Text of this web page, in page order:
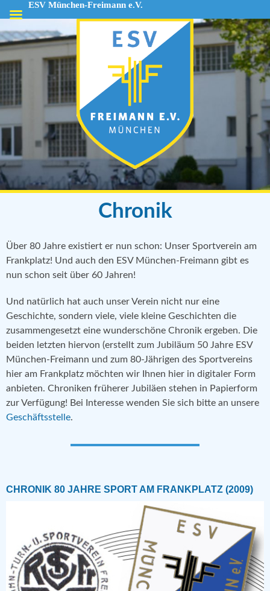
ESV
München-
Freimann
Chronik
Über 80 Jahre existiert er nun schon: Unser Sportverein am
Frankplatz! Und auch den ESV München-Freimann gibt es
nun schon seit über 60 Jahren!
Und natürlich hat auch unser Verein nicht nur eine
Geschichte, sondern viele, viele kleine Geschichten die
zusammengesetzt eine wunderschöne Chronik ergeben. Die
beiden letzten hiervon (erstellt zum Jubiläum 50 Jahre ESV
München-Freimann und zum 80-Jährigen des Sportvereins
hier am Frankplatz möchten wir Ihnen hier in digitaler Form
anbieten. Chroniken früherer Jubiläen stehen in Papierform
zur Verfügung! Bei Interesse wenden Sie sich bitte an unsere
Geschäftsstelle.
CHRONIK 80 JAHRE SPORT AM FRANKPLATZ (2009)
ESV München-Freimann e.V.